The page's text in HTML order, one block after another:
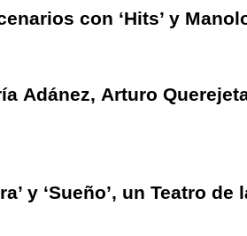
con ‘Hits’ y
Adánez, Arturo
y ‘Sueño’, un Teatro